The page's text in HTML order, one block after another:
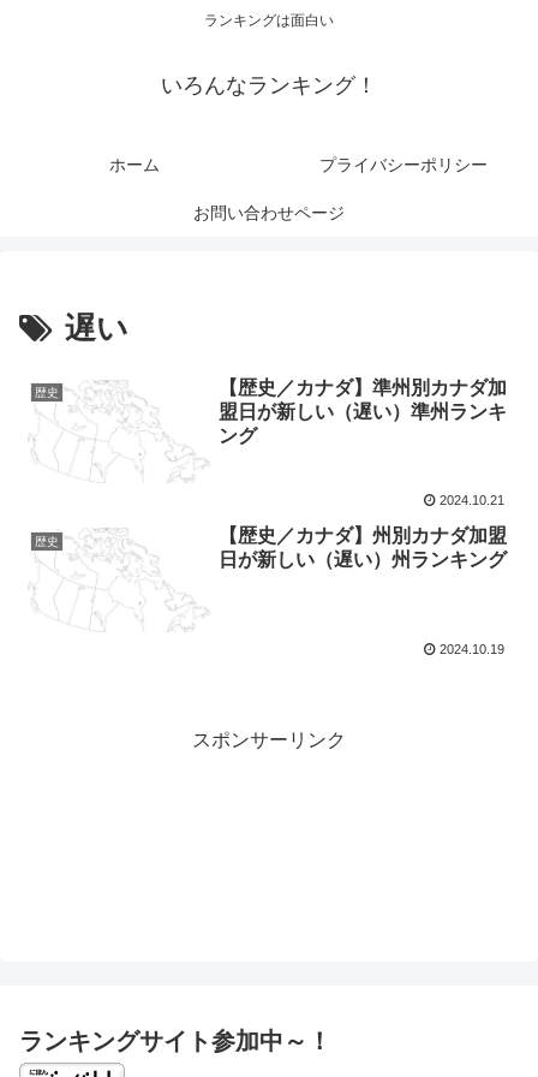
ランキングは面白い
いろんなランキング！
ホーム プライバシーポリシー
お問い合わせページ
遅い
歴史
【歴史／カナダ】準州別カナダ加
盟日が新しい（遅い）準州ランキ
ング
2024.10.21
歴史
【歴史／カナダ】州別カナダ加盟
日が新しい（遅い）州ランキング
2024.10.19
スポンサーリンク
ランキングサイト参加中～！